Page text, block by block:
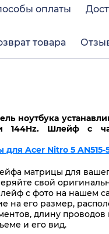
оплаты
товара
ноутбука
144Hz. Шлейф с
Acer Nitro 5 AN515-
матрицы для
свой
с фото на нашем
на его размер,
длину проводов
и его вид.